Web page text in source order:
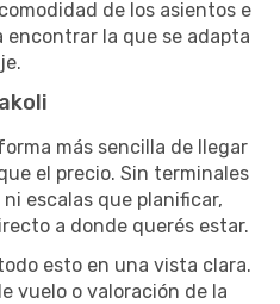
de los asientos e
la que se adapta
más sencilla de llegar
el precio. Sin terminales
escalas que planificar,
a donde querés estar.
esto en una vista clara.
vuelo o valoración de la